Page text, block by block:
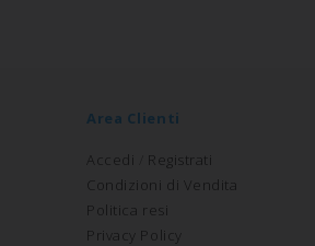
Area Clienti
Accedi
Registrati
Condizioni di Vendita
Politica resi
Privacy Policy